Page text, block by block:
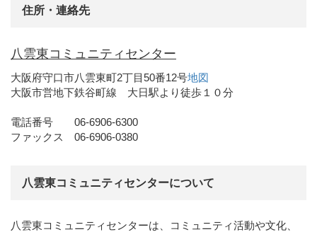
住所・連絡先
八雲東コミュニティセンター
大阪府守口市八雲東町2丁目50番12号地図
大阪市営地下鉄谷町線 大日駅より徒歩１０分
電話番号 06-6906-6300
ファックス 06-6906-0380
八雲東コミュニティセンターについて
八雲東コミュニティセンターは、コミュニティ活動や文化、